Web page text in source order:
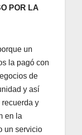
POR LA
un
la pagó con
de
y así
recuerda y
en la
un servicio